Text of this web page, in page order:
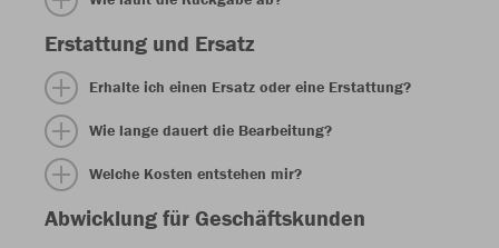
Erstattung und Ersatz
Erhalte ich einen Ersatz oder eine Erstattung?
Wie lange dauert die Bearbeitung?
Welche Kosten entstehen mir?
Abwicklung für Geschäftskunden